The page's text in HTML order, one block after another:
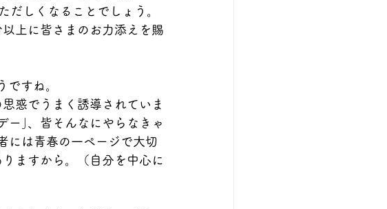
だしくなることでしょう。
上に皆さまのお力添えを賜
すね。
惑でうまく誘導されていま
ー｣、皆そんなにやらなきゃ
には青春の一ページで大切
ますから。（自分を中心に